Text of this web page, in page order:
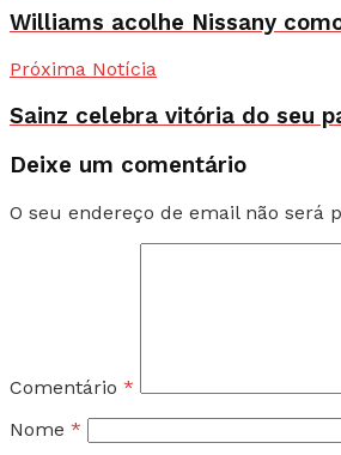
Williams acolhe Nissany
Próxima Notícia
Sainz celebra vitória do seu
Deixe um comentário
O seu endereço de email não será
Comentário *
Nome *